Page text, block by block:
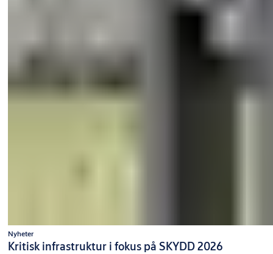
Nyheter
Kritisk infrastruktur i fokus på SKYDD 2026